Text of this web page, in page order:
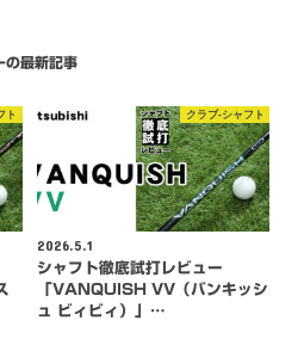
の最新記事
ト クラブ-シャフト
2026.5.1
シャフト徹底試打レビュー
「VANQUISH VV（バンキッシ
ュ ビィビィ）」…